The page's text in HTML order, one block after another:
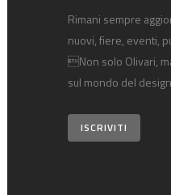
Rimani sempre
nuovi, fiere, eventi,
Non solo Olivari,
sul mondo del
ISCRIVITI